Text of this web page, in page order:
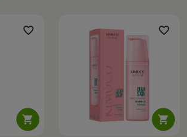

favorite_border

favorite_border